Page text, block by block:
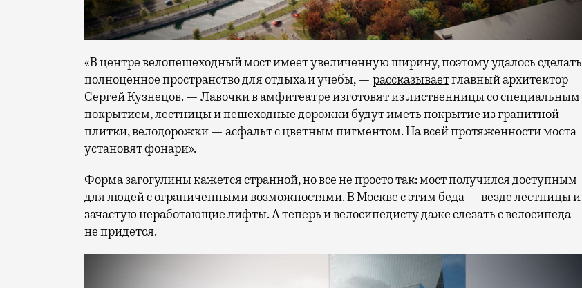
«В центре велопешеходный мост имеет увеличенную ширину, поэтому удалось сделать
полноценное пространство для отдыха и учебы, — рассказываетглавный архитектор
Сергей Кузнецов. — Лавочки в амфитеатре изготовят из лиственницы со специальным
покрытием, лестницы и пешеходные дорожки будут иметь покрытие из гранитной
плитки, велодорожки — асфальт с цветным пигментом. На всей протяженности моста
установят фонари».
Форма загогулины кажется странной, но все не просто так: мост получился доступным
для людей с ограниченными возможностями. В Москве с этим беда — везде лестницы и
зачастую неработающие лифты. А теперь и велосипедисту даже слезать с велосипеда
не придется.